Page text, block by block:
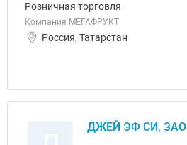
Розничная торговля
Компания МЕГАФРУКТ
Россия, Татарстан
ДЖЕЙ ЭФ СИ, ЗАО